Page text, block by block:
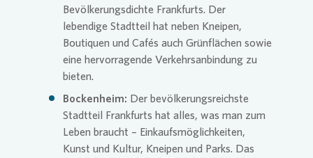
Bevölkerungsdichte Frankfurts. Der
lebendige Stadtteil hat neben Kneipen,
Boutiquen und Cafés auch Grünflächen sowie
eine hervorragende Verkehrsanbindung zu
bieten.
Bockenheim: Der bevölkerungsreichste
Stadtteil Frankfurts hat alles, was man zum
Leben braucht – Einkaufsmöglichkeiten,
Kunst und Kultur, Kneipen und Parks. Das